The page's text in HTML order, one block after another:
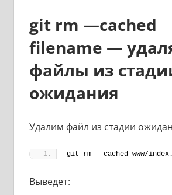
git rm —cached
filename —
файлы из
ожидания
Удалим файл из стадии
git rm --cached www/index.
Выведет: